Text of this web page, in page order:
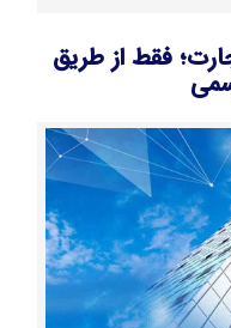
فقط از طریق